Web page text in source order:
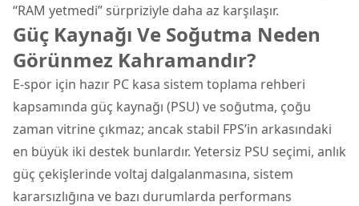
“RAM yetmedi” sürpriziyle daha az karşılaşır.
Güç Kaynağı Ve Soğutma Neden
Görünmez Kahramandır?
E-spor için hazır PC kasa sistem toplama rehberi
kapsamında güç kaynağı (PSU) ve soğutma, çoğu
zaman vitrine çıkmaz; ancak stabil FPS’in arkasındaki
en büyük iki destek bunlardır. Yetersiz PSU seçimi, anlık
güç çekişlerinde voltaj dalgalanmasına, sistem
kararsızlığına ve bazı durumlarda performans